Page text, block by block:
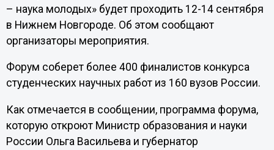
– наука молодых» будет проходить 12-14 сентября
в Нижнем Новгороде. Об этом сообщают
организаторы мероприятия.
Форум соберет более 400 финалистов конкурса
студенческих научных работ из 160 вузов России.
Как отмечается в сообщении, программа форума,
которую откроют Министр образования и науки
России Ольга Васильева и губернатор